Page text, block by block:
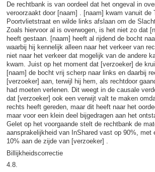
De rechtbank is van oordeel dat het ongeval in
veroorzaakt door [naam] . [naam] kwam vanuit de
Poortvlietstraat en wilde links afslaan om de
Zoals hiervoor al is overwogen, is het niet zo dat
heeft gestaan. [naam] heeft al rijdend de bocht
waarbij hij kennelijk alleen naar het verkeer van
niet naar het verkeer dat mogelijk van de andere
kwam. Juist op het moment dat [verzoeker] de
[naam] de bocht vrij scherp naar links en daarbij
[verzoeker] aan, terwijl hij hem, als rechtdoor
had moeten verlenen. Dit weegt in de causale
dat [verzoeker] ook een verwijt valt te maken
rechts heeft gereden, maar dit heeft naar het
maar voor een klein deel bijgedragen aan het
Gelet op het voorgaande stelt de rechtbank de
aansprakelijkheid van InShared vast op 90%, met
10% aan de zijde van [verzoeker] .
Billijkheidscorrectie
4.8.